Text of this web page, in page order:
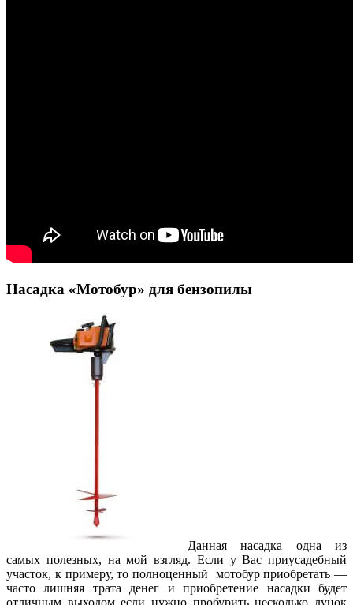
Насадка «Мотобур» для бензопилы
Данная насадка одна из
самых полезных, на мой взгляд. Если у Вас приусадебный
участок, к примеру, то полноценный мотобур приобретать —
часто лишняя трата денег и приобретение насадки будет
отличным выходом если нужно пробурить несколько лунок